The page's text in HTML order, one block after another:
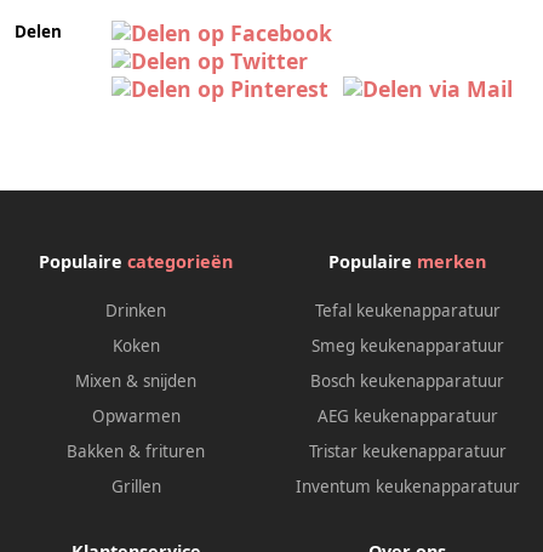
Delen
Populaire categorieën
Drinken
Koken
Mixen & snijden
Opwarmen
Bakken & frituren
Grillen
Populaire merken
Tefal keukenapparatuur
Smeg keukenapparatuur
Bosch keukenapparatuur
AEG keukenapparatuur
Tristar keukenapparatuur
Inventum keukenapparatuur